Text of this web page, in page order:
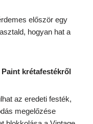
először egy
hogyan hat a
krétafestékről
az eredeti festék,
megelőzése